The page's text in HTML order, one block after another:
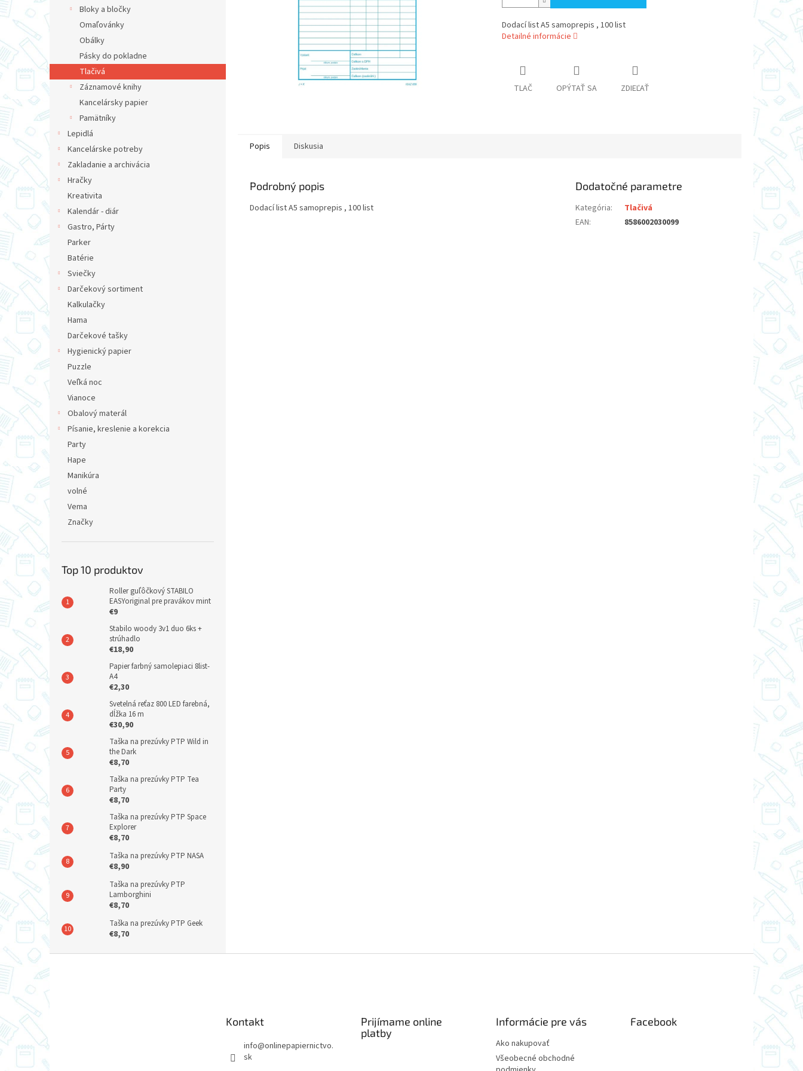
Bloky a bločky
Omaľovánky
Obálky
Pásky do pokladne
Tlačivá
Záznamové knihy
Kancelársky papier
Pamätníky
Lepidlá
Kancelárske potreby
Zakladanie a archivácia
Hračky
Kreativita
Kalendár - diár
Gastro, Párty
Parker
Batérie
Sviečky
Darčekový sortiment
Kalkulačky
Hama
Darčekové tašky
Hygienický papier
Puzzle
Veľká noc
Vianoce
Obalový materál
Písanie, kreslenie a korekcia
Party
Hape
Manikúra
volné
Vema
Značky
Top 10 produktov
Roller guľôčkový STABILO
EASYoriginal pre pravákov mint
€9
Stabilo woody 3v1 duo 6ks +
strúhadlo
€18,90
Papier farbný samolepiaci 8list-
A4
€2,30
Svetelná reťaz 800 LED farebná,
dĺžka 16 m
€30,90
Taška na prezúvky PTP Wild in
the Dark
€8,70
Taška na prezúvky PTP Tea
Party
€8,70
Taška na prezúvky PTP Space
Explorer
€8,70
Taška na prezúvky PTP NASA
€8,90
Taška na prezúvky PTP
Lamborghini
€8,70
Taška na prezúvky PTP Geek
€8,70
Dodací list A5 samoprepis , 100 list
Detailné informácie
TLAČ OPÝTAŤ SA ZDIEĽAŤ
Popis Diskusia
Podrobný popis
Dodací list A5 samoprepis , 100 list
Dodatočné parametre
Kategória:
Tlačivá
EAN: 8586002030099
á
p
i
e
Kontakt
info@onlinepapiernictvo.
sk
Prijímame online
platby
Informácie pre vás
Ako nakupovať
Všeobecné obchodné
Facebook